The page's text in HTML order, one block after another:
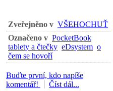
Zveřejněno v VŠEHOCHUŤ
Označeno v PocketBook
tablety a čtečky eDsystem o
čem se hovoří
Buďte první, kdo napíše
komentář!
Číst dál...